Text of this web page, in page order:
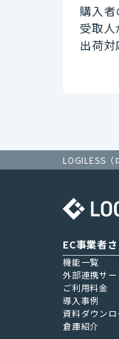
購入者
受取
出荷対
LOGILESS（
EC事業者
機能一覧
外部連携サー
ご利用料金
導入事例
資料ダウンロ
倉庫紹介